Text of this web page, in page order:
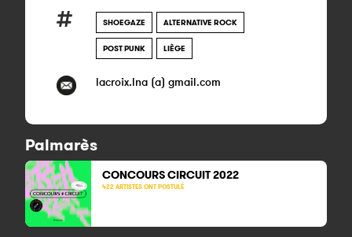
SHOEGAZE ALTERNATIVE ROCK
POST PUNK LIÈGE
lacroix.lna (a) gmail.com
Palmarès
CONCOURS CIRCUIT2022
422 ARTISTES ONT POSTULÉ